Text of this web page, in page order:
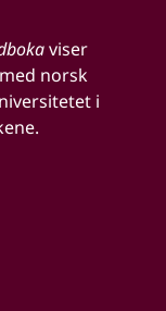
viser
norsk
i